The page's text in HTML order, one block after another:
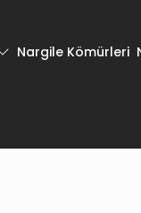
Nargile Kömürleri